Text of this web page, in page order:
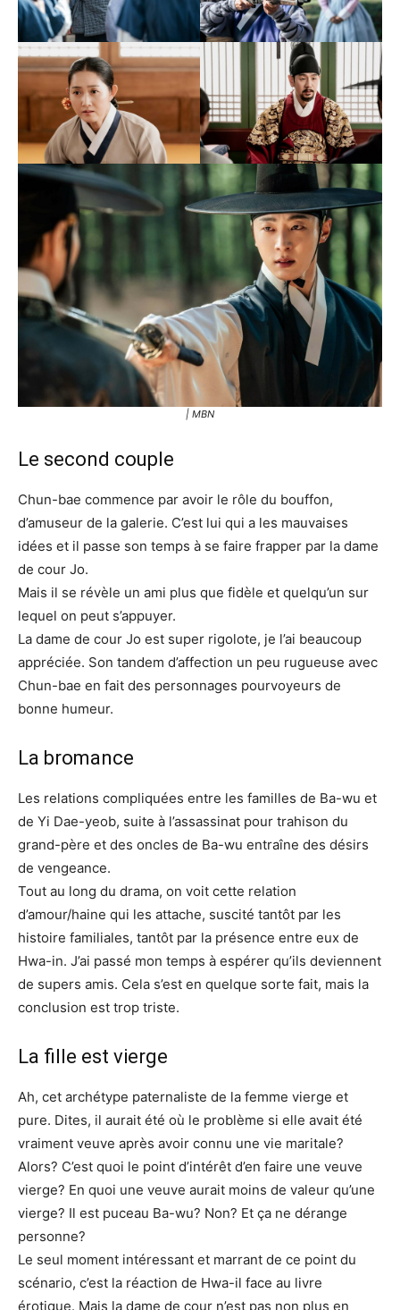
| MBN
Le second couple
Chun-bae commence par avoir le rôle du bouffon,
d’amuseur de la galerie. C’est lui qui a les mauvaises
idées et il passe son temps à se faire frapper par la dame
de cour Jo.
Mais il se révèle un ami plus que fidèle et quelqu’un sur
lequel on peut s’appuyer.
La dame de cour Jo est super rigolote, je l’ai beaucoup
appréciée. Son tandem d’affection un peu rugueuse avec
Chun-bae en fait des personnages pourvoyeurs de
bonne humeur.
La bromance
Les relations compliquées entre les familles de Ba-wu et
de Yi Dae-yeob, suite à l’assassinat pour trahison du
grand-père et des oncles de Ba-wu entraîne des désirs
de vengeance.
Tout au long du drama, on voit cette relation
d’amour/haine qui les attache, suscité tantôt par les
histoire familiales, tantôt par la présence entre eux de
Hwa-in. J’ai passé mon temps à espérer qu’ils deviennent
de supers amis. Cela s’est en quelque sorte fait, mais la
conclusion est trop triste.
La fille est vierge
Ah, cet archétype paternaliste de la femme vierge et
pure. Dites, il aurait été où le problème si elle avait été
vraiment veuve après avoir connu une vie maritale?
Alors? C’est quoi le point d’intérêt d’en faire une veuve
vierge? En quoi une veuve aurait moins de valeur qu’une
vierge? Il est puceau Ba-wu? Non? Et ça ne dérange
personne?
Le seul moment intéressant et marrant de ce point du
scénario, c’est la réaction de Hwa-il face au livre
érotique. Mais la dame de cour n’est pas non plus en